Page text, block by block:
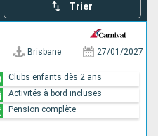
Trier
Brisbane 27/01/2027
Clubs enfants dès 2 ans
Activités à bord incluses
Pension complète